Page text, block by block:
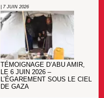
| 7 JUIN 2026
TÉMOIGNAGE D’ABU AMIR,
LE 6 JUIN 2026 –
L’ÉGAREMENT SOUS LE CIEL
DE GAZA